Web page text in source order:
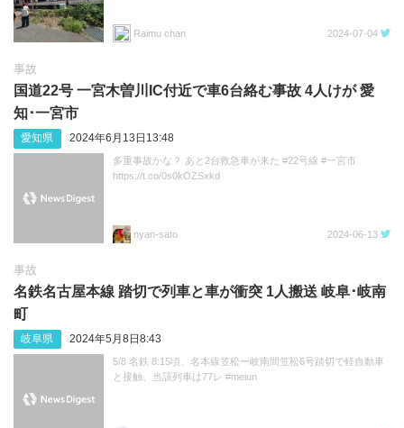
Raimu chan 2024-07-04
事故
国道22号 一宮木曽川IC付近で車6台絡む事故 4人けが 愛
知･一宮市
愛知県 2024年6月13日13:48
多重事故かな？ あと2台救急車が来た #22号線 #一宮市
https://t.co/0s0kOZSxkd
nyan-sato 2024-06-13
事故
名鉄名古屋本線 踏切で列車と車が衝突 1人搬送 岐阜‪･‬岐南
町
岐阜県 2024年5月8日8:43
5/8 名鉄 8:15頃、名本線笠松ー岐南間笠松6号踏切で軽自動車
と接触、当該列車は77レ #meiun